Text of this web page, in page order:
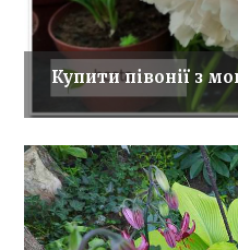
Купити півонії з